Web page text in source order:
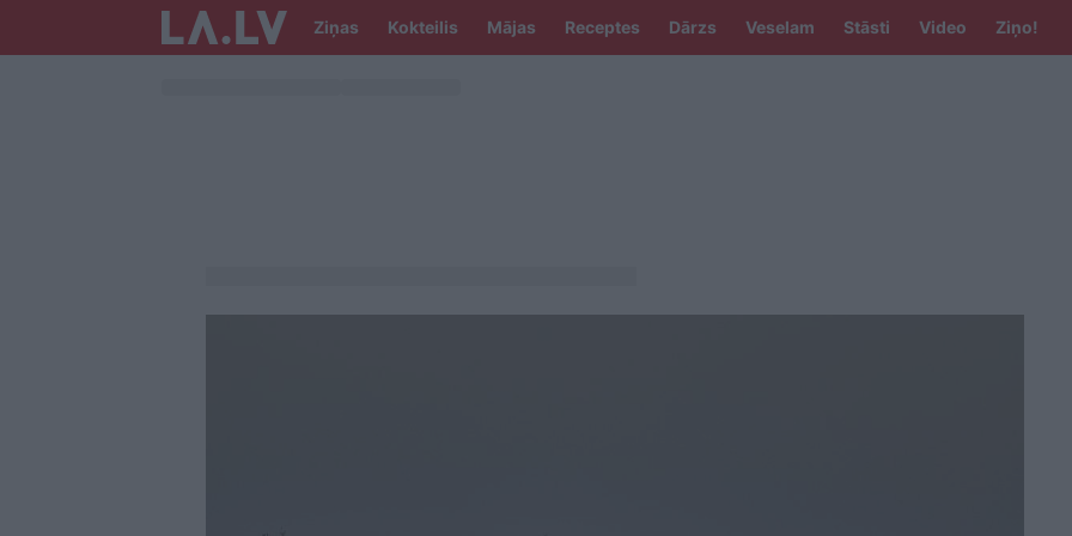
Ziņas Kokteilis Mājas Receptes Dārzs Veselam Stāsti Video Ziņo!